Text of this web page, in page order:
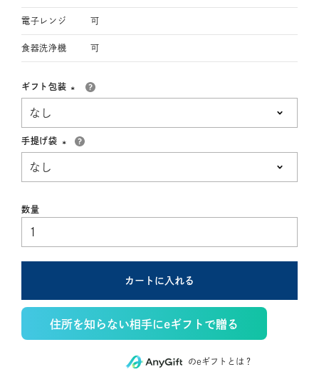
電子レンジ 可
食器洗浄機 可
ギフト包装
手提げ袋
カートに入れる
住所を知らない相手にeギフトで贈る
のeギフトとは？